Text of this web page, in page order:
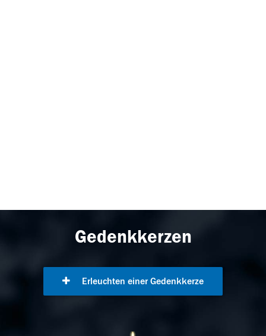
Gedenkkerzen
Erleuchten einer Gedenkkerze